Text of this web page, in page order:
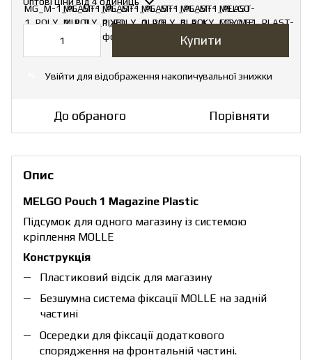
Купити
Увійти для відображення накопичувальної знижки
До обраного Порівняти
Опис
MELGO Pouch 1 Magazine Рlastic
Підсумок для одного магазину із системою
кріплення MOLLE
Конструкція
Пластиковий відсік для магазину
Безшумна система фіксації MOLLE на задній
частині
Осередки для фіксації додаткового
спорядження на фронтальній частині.